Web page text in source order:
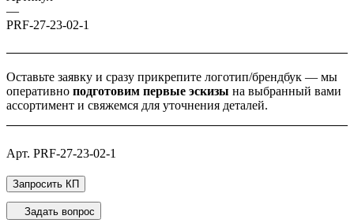
—
PRF-27-23-02-1
Оставьте заявку и сразу прикрепите логотип/брендбук — мы
оперативно подготовим первые эскизы на выбранный вами
ассортимент и свяжемся для уточнения деталей.
Арт. PRF-27-23-02-1
Запросить КП
Задать вопрос